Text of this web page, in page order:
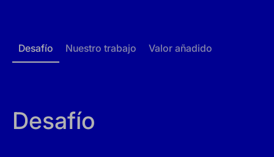
Desafío Nuestro trabajo Valor añadido
Desafío